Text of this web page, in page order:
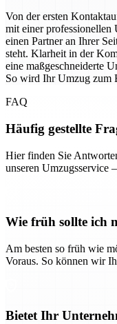
Von der ersten
mit einer professionellen
einen Partner an Ihrer
steht. Klarheit in der
eine maßgeschneiderte
So wird Ihr Umzug zum
FAQ
Häufig gestellte
Hier finden Sie
unseren Umzugsservice
Wie früh sollte ich
Am besten so früh wie
Voraus. So können wir
Bietet Ihr